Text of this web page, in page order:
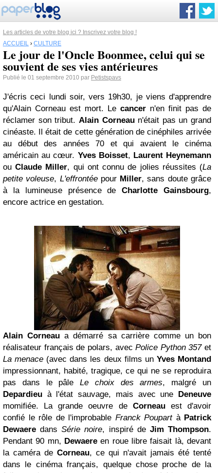
Les articles de votre blog ici ? Inscrivez votre blog !
ACCUEIL › CULTURE
Le jour de l'Oncle Boonmee, celui qui se
souvient de ses vies antérieures
Publié le 01 septembre 2010 par Petistspavs
J'écris ceci lundi soir, vers 19h30, je viens d'apprendre
qu'Alain Corneau est mort. Le cancer n'en finit pas de
réclamer son tribut. Alain Corneaun'était pas un grand
cinéaste. Il était de cette génération de cinéphiles arrivée
au début des années 70 et qui avaient le cinéma
américain au cœur. Yves Boisset, Laurent Heynemann
ouClaude Miller, qui ont connu de jolies réussites (La
petite voleuse, L'effrontéepour Miller, sans doute grâce
à la lumineuse présence deCharlotte Gainsbourg,
encore actrice en gestation.
Alain Corneau a démarré sa carrière comme un bon
réalisateur français de polars, avecPolice Python 357et
La menace (avec dans les deux films un Yves Montand
impressionnant, habité, tragique, ce qui ne se reproduira
pas dans le pâleLe choix des armes, malgré un
Depardieu à l'état sauvage, mais avec une Deneuve
momifiée. La grande oeuvre de Corneau est d'avoir
confié le rôle de l'improbable Franck Poupartà Patrick
Dewaere dansSérie noire, inspiré de Jim Thompson.
Pendant 90 mn, Dewaereen roue libre faisait là, devant
la caméra de Corneau, ce qui n'avait jamais été tenté
dans le cinéma français, quelque chose proche de la